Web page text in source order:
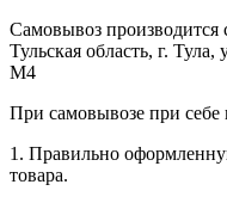
Самовывоз
Тульская область, г.
М4
При самовывозе при себе
1. Правильно
товара.